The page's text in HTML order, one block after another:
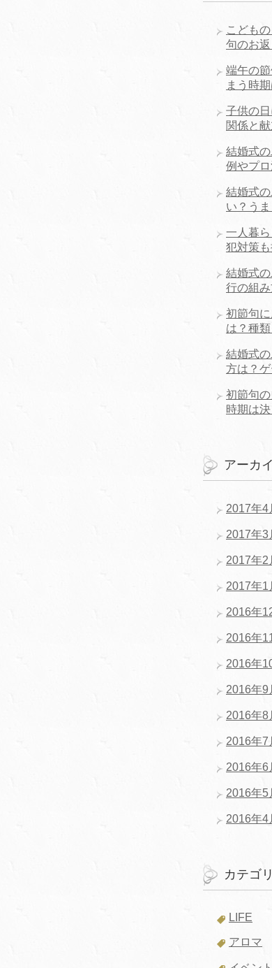
こども
句のお
端午の
まう時期
子供の
関係と
結婚式
例やプロ
結婚式
い？う
一人暮
犯対策
結婚式
行の組
初節句
は？種
結婚式
方は？ゲ
初節句
時期は
アーカ
2017年4
2017年3
2017年2
2017年1
2016年
2016年
2016年
2016年9
2016年8
2016年7
2016年6
2016年5
2016年4
カテゴ
LIFE
アロマ